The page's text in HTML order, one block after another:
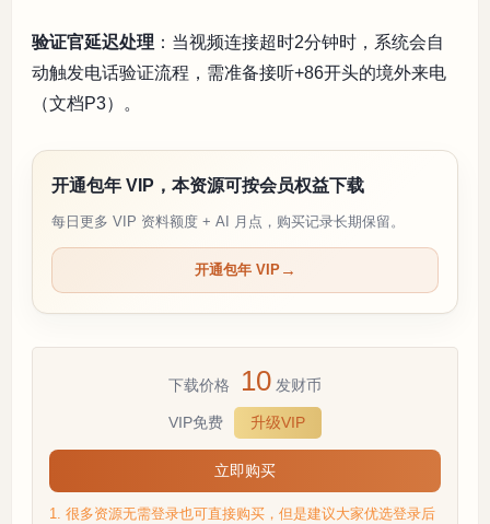
验证官延迟处理 ：当视频连接超时2分钟时，系统会自
动触发电话验证流程，需准备接听+86开头的境外来电
（文档P3）。
开通包年 VIP，本资源可按会员权益下载
每日更多 VIP 资料额度 + AI 月点，购买记录长期保留。
开通包年 VIP
下载价格 10 发财币
VIP免费 升级VIP
立即购买
1. 很多资源无需登录也可直接购买，但是建议大家优选登录后